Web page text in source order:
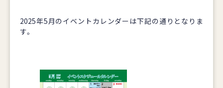
2025年5月のイベントカレンダーは下記の通りとなりま
す。